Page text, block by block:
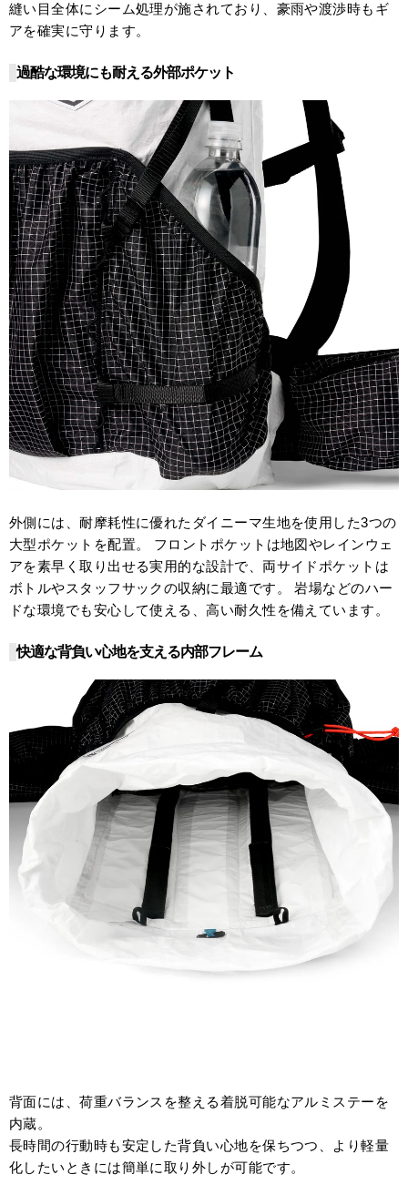
縫い目全体にシーム処理が施されており、豪雨や渡渉時もギ
アを確実に守ります。
過酷な環境にも耐える外部ポケット
外側には、耐摩耗性に優れたダイニーマ生地を使用した3つの
大型ポケットを配置。 フロントポケットは地図やレインウェ
アを素早く取り出せる実用的な設計で、両サイドポケットは
ボトルやスタッフサックの収納に最適です。 岩場などのハー
ドな環境でも安心して使える、高い耐久性を備えています。
快適な背負い心地を支える内部フレーム
背面には、荷重バランスを整える着脱可能なアルミステーを
内蔵。
長時間の行動時も安定した背負い心地を保ちつつ、より軽量
化したいときには簡単に取り外しが可能です。